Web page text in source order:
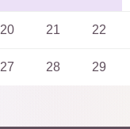
20 21 22
27 28 29